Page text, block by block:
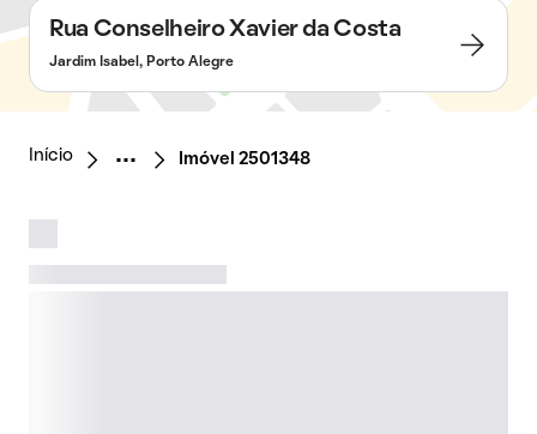
Rua Conselheiro Xavier da Costa
Jardim Isabel, Porto Alegre
Início Imóvel 2501348